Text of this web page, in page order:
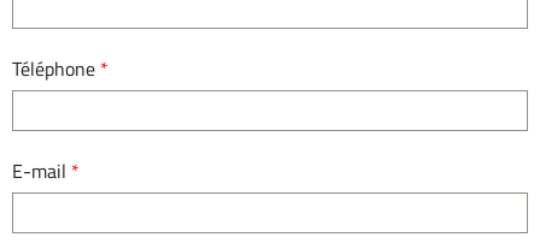
Téléphone *
E-mail *